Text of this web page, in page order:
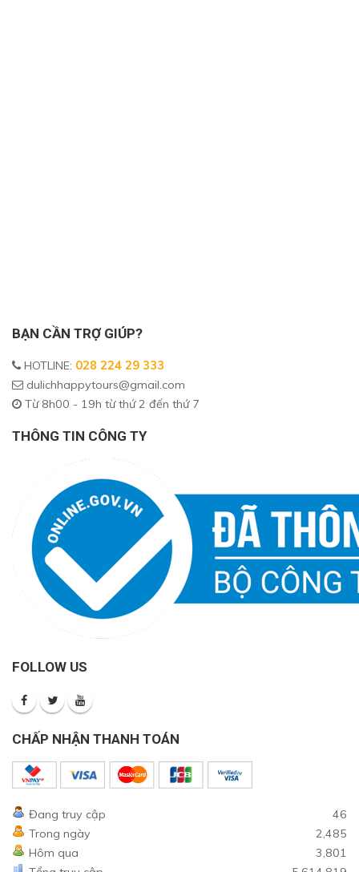
BẠN CẦN TRỢ GIÚP?
HOTLINE: 028 224 29 333
dulichhappytours@gmail.com
Từ 8h00 - 19h từ thứ 2 đến thứ 7
THÔNG TIN CÔNG TY
FOLLOW US
CHẤP NHẬN THANH TOÁN
Đang truy cập
46
Trong ngày
2,485
Hôm qua
3,801